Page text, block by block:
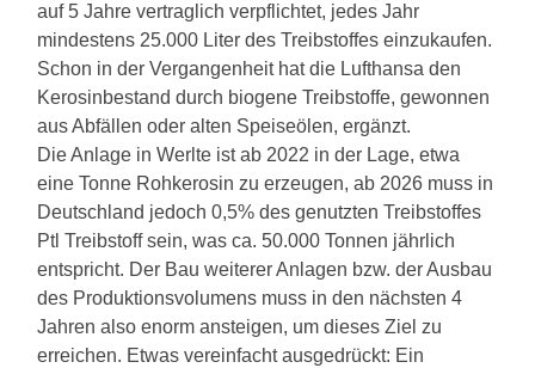
auf 5 Jahre vertraglich verpflichtet, jedes Jahr
mindestens 25.000 Liter des Treibstoffes einzukaufen.
Schon in der Vergangenheit hat die Lufthansa den
Kerosinbestand durch biogene Treibstoffe, gewonnen
aus Abfällen oder alten Speiseölen, ergänzt.
Die Anlage in Werlte ist ab 2022 in der Lage, etwa
eine Tonne Rohkerosin zu erzeugen, ab 2026 muss in
Deutschland jedoch 0,5% des genutzten Treibstoffes
Ptl Treibstoff sein, was ca. 50.000 Tonnen jährlich
entspricht. Der Bau weiterer Anlagen bzw. der Ausbau
des Produktionsvolumens muss in den nächsten 4
Jahren also enorm ansteigen, um dieses Ziel zu
erreichen. Etwas vereinfacht ausgedrückt: Ein